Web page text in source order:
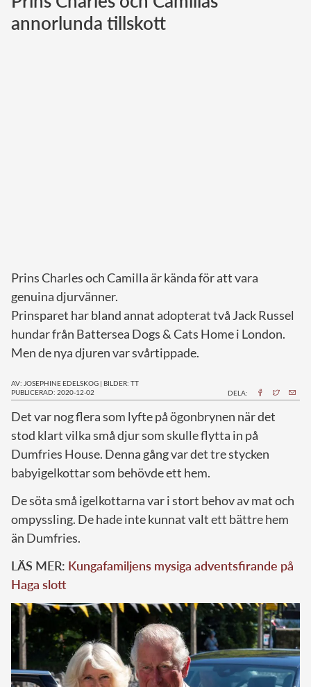
Norska kungahuset
annorlunda tillskott
Prins Charles och Camilla är kända för att vara
genuina djurvänner.
Prinsparet har bland annat adopterat två Jack Russel
hundar från Battersea Dogs & Cats Home i London.
Men de nya djuren var svårtippade.
AV: JOSEPHINE EDELSKOG | BILDER: TT
PUBLICERAD: 2020-12-02
DELA:
Det var nog flera som lyfte på ögonbrynen när det
stod klart vilka små djur som skulle flytta in på
Dumfries House. Denna gång var det tre stycken
babyigelkottar som behövde ett hem.
De söta små igelkottarna var i stort behov av mat och
ompyssling. De hade inte kunnat valt ett bättre hem
än Dumfries.
LÄS MER: Kungafamiljens mysiga adventsfirande på
Haga slott